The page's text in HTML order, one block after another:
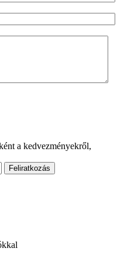
a kedvezményekről,
Feliratkozás